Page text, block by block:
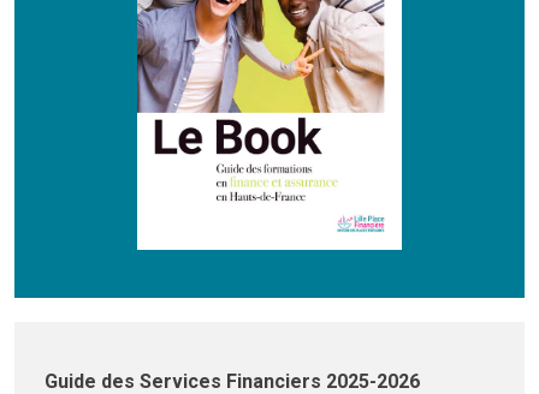
Guide des Services Financiers 2025-2026